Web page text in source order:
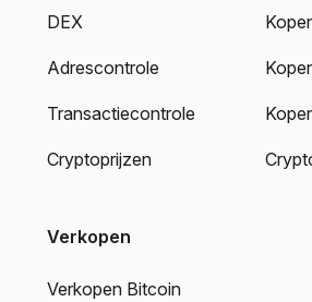
DEX
Adrescontrole
Transactiecontrole
Cryptoprijzen
Verkopen
Verkopen Bitcoin